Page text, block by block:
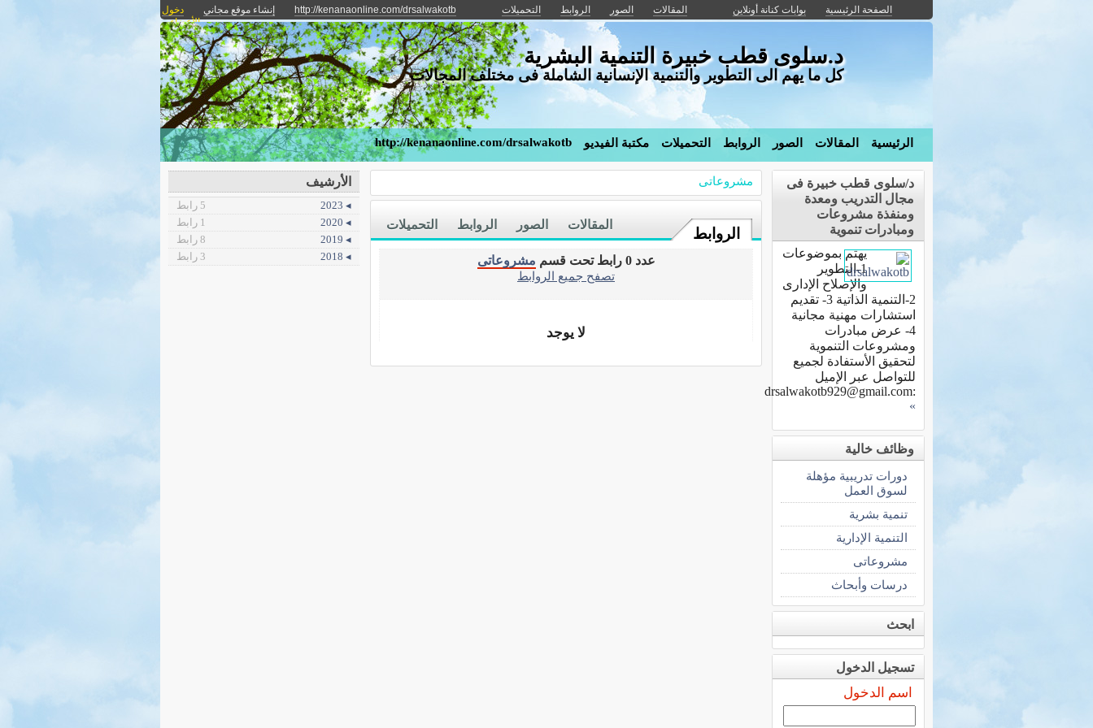
الصفحة الرئيسية بوابات كنانة أونلاين المقالات الصور الروابط التحميلات http://kenanaonline.com/drsalwakotb إنشاء موقع مجاني
دخول
الأعضاء
د.سلوى قطب خبيرة التنمية البشرية
كل ما يهم الى التطوير والتنمية الإنسانية الشاملة فى مختلف المجالات
الرئيسية المقالات الصور الروابط التحميلات مكتبة الفيديو http://kenanaonline.com/drsalwakotb
مشروعاتى
الروابط
التحميلات الروابط الصور المقالات
عدد 0 رابط تحت قسم
مشروعاتى
تصفح جميع الروابط
لا يوجد
د/سلوى قطب خبيرة فى
مجال التدريب ومعدة
ومنفذة مشروعات
ومبادرات تنموية
يهتم بموضوعات
1-التطوير
والإصلاح الإدارى
2-التنمية الذاتية 3- تقديم
استشارات مهنية مجانية
4- عرض مبادرات
ومشروعات التنموية
لتحقيق الأستفادة لجميع
للتواصل عبر الإميل
:
drsalwakotb929@gmail.com
»
وظائف خالية
دورات تدريبية مؤهلة
لسوق العمل
تنمية بشرية
التنمية الإدارية
مشروعاتى
درسات وأبحاث
ابحث
تسجيل الدخول
اسم الدخول
الأرشيف
◂ 2023
5 رابط
◂ 2020
1 رابط
◂ 2019
8 رابط
◂ 2018
3 رابط